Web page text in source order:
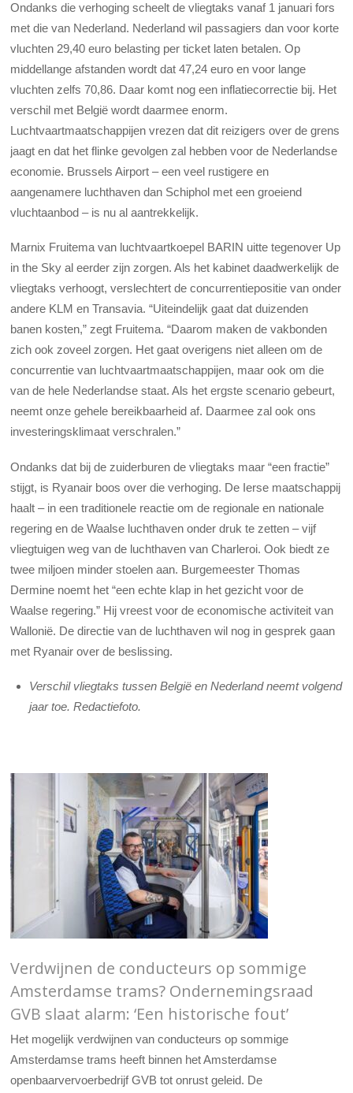
Ondanks die verhoging scheelt de vliegtaks vanaf 1 januari fors
met die van Nederland. Nederland wil passagiers dan voor korte
vluchten 29,40 euro belasting per ticket laten betalen. Op
middellange afstanden wordt dat 47,24 euro en voor lange
vluchten zelfs 70,86. Daar komt nog een inflatiecorrectie bij. Het
verschil met België wordt daarmee enorm.
Luchtvaartmaatschappijen vrezen dat dit reizigers over de grens
jaagt en dat het flinke gevolgen zal hebben voor de Nederlandse
economie. Brussels Airport – een veel rustigere en
aangenamere luchthaven dan Schiphol met een groeiend
vluchtaanbod – is nu al aantrekkelijk.
Marnix Fruitema van luchtvaartkoepel BARIN uitte tegenover Up
in the Sky al eerder zijn zorgen. Als het kabinet daadwerkelijk de
vliegtaks verhoogt, verslechtert de concurrentiepositie van onder
andere KLM en Transavia. “Uiteindelijk gaat dat duizenden
banen kosten,” zegt Fruitema. “Daarom maken de vakbonden
zich ook zoveel zorgen. Het gaat overigens niet alleen om de
concurrentie van luchtvaartmaatschappijen, maar ook om die
van de hele Nederlandse staat. Als het ergste scenario gebeurt,
neemt onze gehele bereikbaarheid af. Daarmee zal ook ons
investeringsklimaat verschralen.”
Ondanks dat bij de zuiderburen de vliegtaks maar “een fractie”
stijgt, is Ryanair boos over die verhoging. De Ierse maatschappij
haalt – in een traditionele reactie om de regionale en nationale
regering en de Waalse luchthaven onder druk te zetten – vijf
vliegtuigen weg van de luchthaven van Charleroi. Ook biedt ze
twee miljoen minder stoelen aan. Burgemeester Thomas
Dermine noemt het “een echte klap in het gezicht voor de
Waalse regering.” Hij vreest voor de economische activiteit van
Wallonië. De directie van de luchthaven wil nog in gesprek gaan
met Ryanair over de beslissing.
Verschil vliegtaks tussen België en Nederland neemt volgend
jaar toe. Redactiefoto.
Verdwijnen de conducteurs op sommige
Amsterdamse trams? Ondernemingsraad
GVB slaat alarm: ‘Een historische fout’
Het mogelijk verdwijnen van conducteurs op sommige
Amsterdamse trams heeft binnen het Amsterdamse
openbaarvervoerbedrijf GVB tot onrust geleid. De